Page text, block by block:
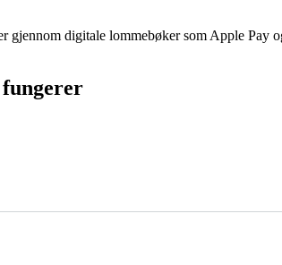
gjennom digitale lommebøker som Apple Pay